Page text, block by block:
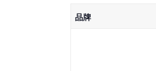
品牌